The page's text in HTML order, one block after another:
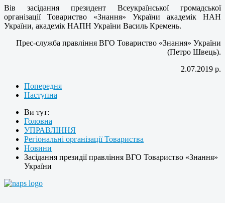
Вів засідання президент Всеукраїнської громадської
організації Товариство «Знання» України академік НАН
України, академік НАПН України Василь Кремень.
Прес-служба правління ВГО Товариство «Знання» України
(Петро Швець).
2.07.2019 р.
Попередня
Наступна
Ви тут:
Головна
УПРАВЛІННЯ
Регіональні організації Товариства
Новини
Засідання президії правління ВГО Товариство «Знання»
України